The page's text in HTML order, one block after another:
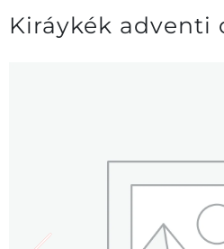
Kiráykék adventi